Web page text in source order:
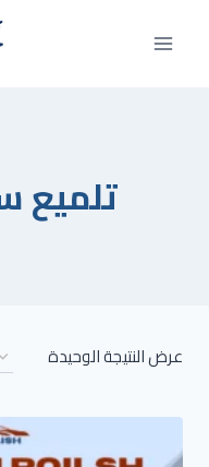
تلميع
عرض النتيجة الوحيدة